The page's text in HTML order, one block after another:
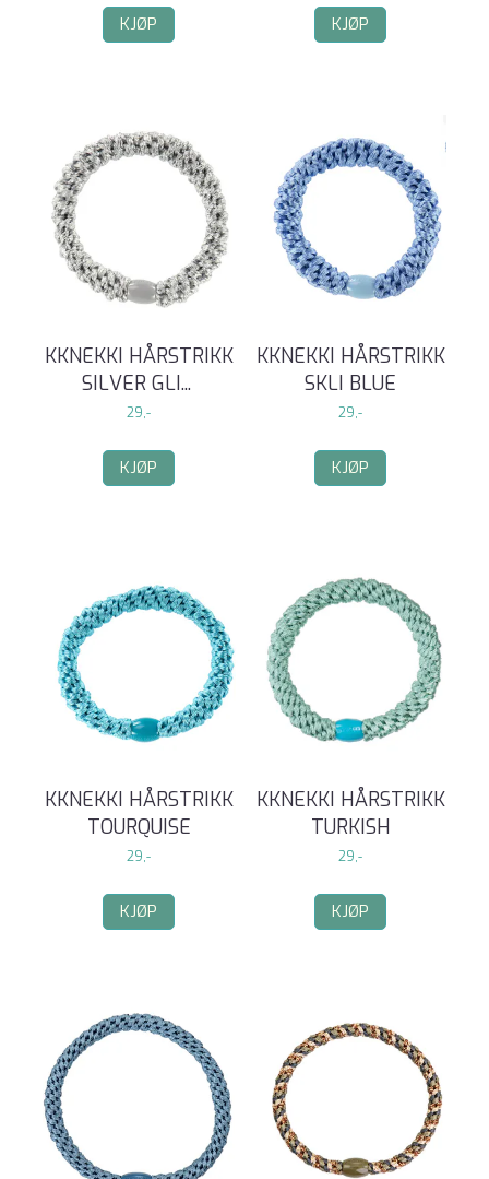
KJØP KJØP
KKNEKKI HÅRSTRIKK
SILVER GLI...
29,-
KJØP
KKNEKKI HÅRSTRIKK
SKLI BLUE
29,-
KJØP
KKNEKKI HÅRSTRIKK
TOURQUISE
29,-
KJØP
KKNEKKI HÅRSTRIKK
TURKISH
29,-
KJØP